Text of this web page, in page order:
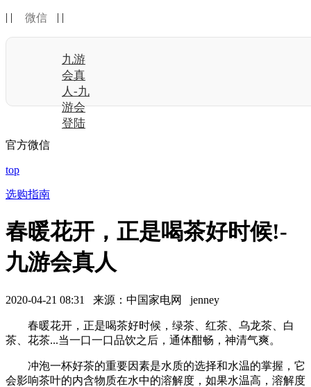
| | 微信 | |
九游
会真
人-九
游会
登陆
官方微信
top
选购指南
春暖花开，正是喝茶好时候!-
九游会真人
2020-04-21 08:31 来源：中国家电网 jenney
春暖花开，正是喝茶好时候，绿茶、红茶、乌龙茶、白
茶、花茶...当一口一口品饮之后，通体酣畅，神清气爽。
冲泡一杯好茶的重要因素是水质的选择和水温的掌握，它
会影响茶叶的内含物质在水中的溶解度，如果水温高，溶解度